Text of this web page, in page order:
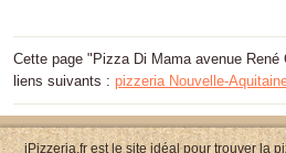
Cette page "Pizza Di Mama avenue
liens suivants : pizzeria Nouvelle-
iPizzeria.fr est le site idéal pour trouver la